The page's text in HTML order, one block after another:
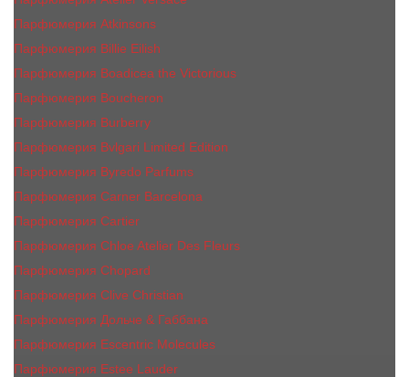
Парфюмерия Atkinsons
Парфюмерия Billie Eilish
Парфюмерия Boadicea the Victorious
Парфюмерия Boucheron
Парфюмерия Burberry
Парфюмерия Bvlgari Limited Edition
Парфюмерия Byredo Parfums
Парфюмерия Carner Barcelona
Парфюмерия Cartier
Парфюмерия Chloe Atelier Des Fleurs
Парфюмерия Сhopard
Парфюмерия Clive Christian
Парфюмерия Дольче & Габбана
Парфюмерия Escentric Molecules
Парфюмерия Estee Lаudеr